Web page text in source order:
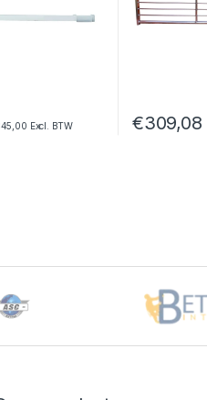
Excl. BTW €309,08